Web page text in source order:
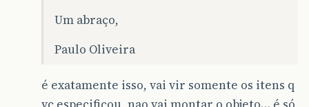
Um abraço,
Paulo Oliveira
é exatamente isso, vai vir somente os itens q